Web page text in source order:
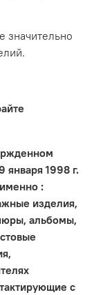
значительно
января 1998 г.
:
изделия,
альбомы,
с